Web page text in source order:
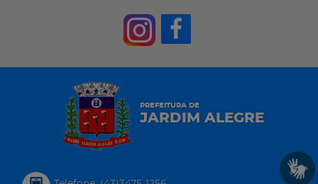
PREFEITURA DE
JARDIM ALEGRE